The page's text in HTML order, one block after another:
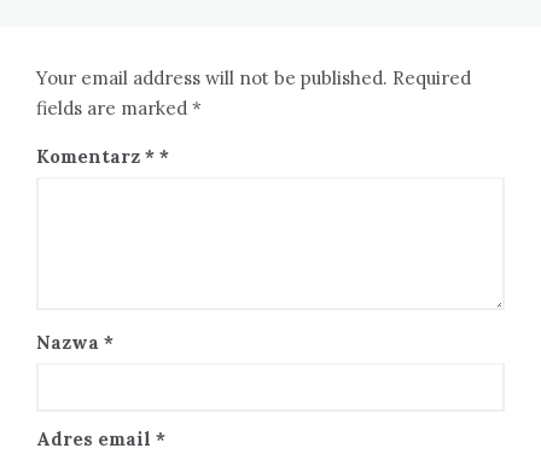
Your email address will not be published. Required
fields are marked *
Komentarz *
Nazwa *
Adres email *